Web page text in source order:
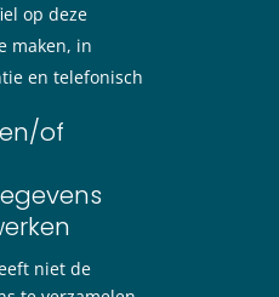
op deze
maken, in
en telefonisch
of
niet de